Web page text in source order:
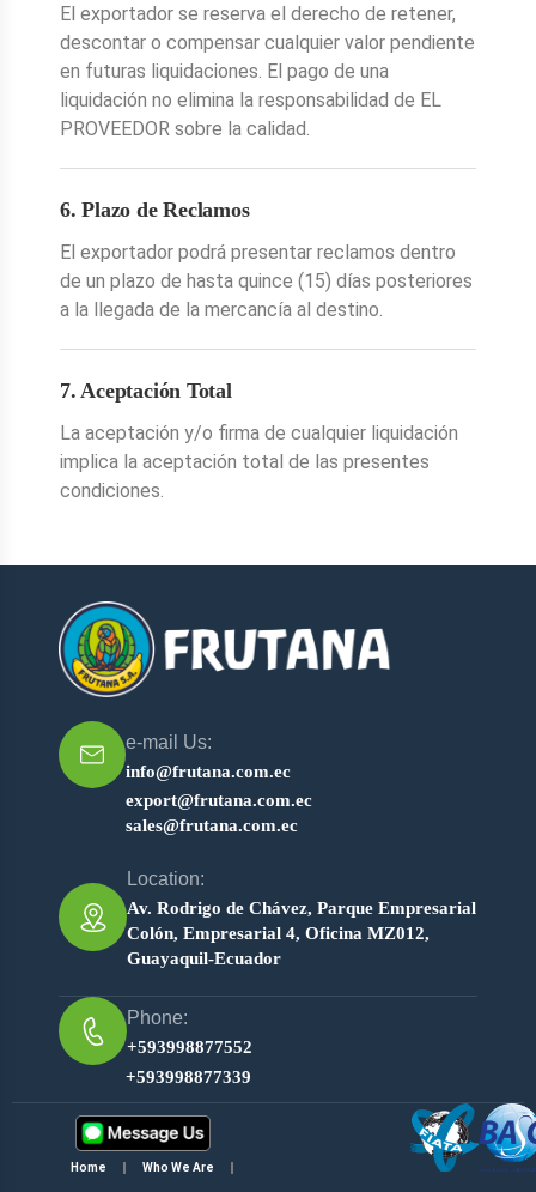
El exportador se reserva el derecho de retener,
descontar o compensar cualquier valor pendiente
en futuras liquidaciones. El pago de una
liquidación no elimina la responsabilidad de EL
PROVEEDOR sobre la calidad.
6. Plazo de Reclamos
El exportador podrá presentar reclamos dentro
de un plazo de hasta quince (15) días posteriores
a la llegada de la mercancía al destino.
7. Aceptación Total
La aceptación y/o firma de cualquier liquidación
implica la aceptación total de las presentes
condiciones.
info@frutana.com.ec
e-mail Us:
export@frutana.com.ec
sales@frutana.com.ec
Av. Rodrigo de Chávez, Parque Empresarial
Colón, Empresarial 4, Oficina MZ012,
Guayaquil-Ecuador
Location:
+593998877552
Phone:
+593998877339
Home Who We Are